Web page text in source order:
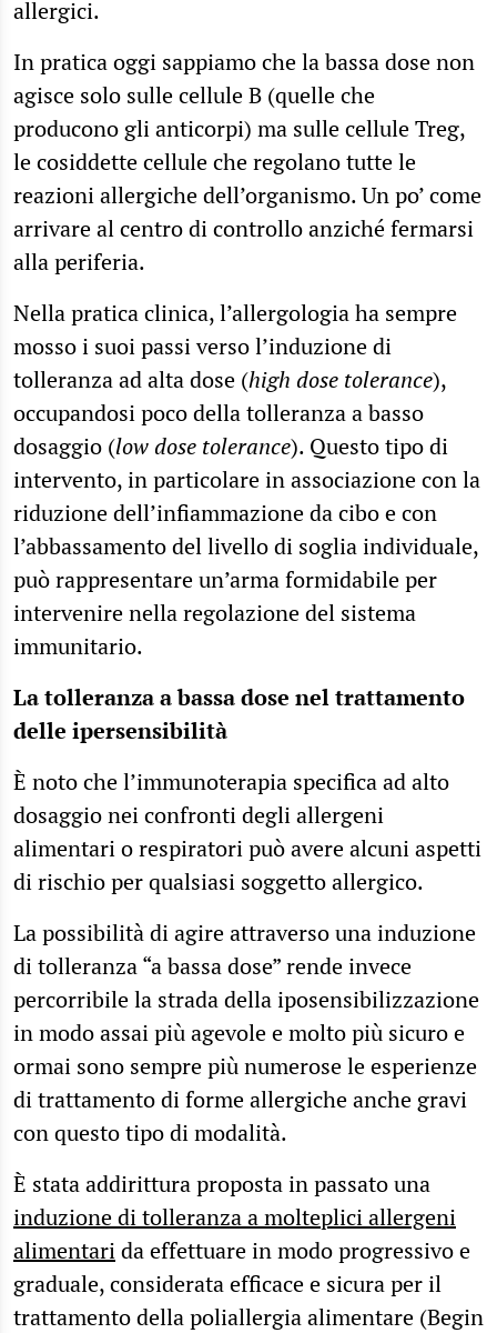
allergici.
In pratica oggi sappiamo che la bassa dose non
agisce solo sulle cellule B (quelle che
producono gli anticorpi) ma sulle cellule Treg,
le cosiddette cellule che regolano tutte le
reazioni allergiche dell’organismo. Un po’ come
arrivare al centro di controllo anziché fermarsi
alla periferia.
Nella pratica clinica, l’allergologia ha sempre
mosso i suoi passi verso l’induzione di
tolleranza ad alta dose (high dose tolerance),
occupandosi poco della tolleranza a basso
dosaggio (low dose tolerance). Questo tipo di
intervento, in particolare in associazione con la
riduzione dell’infiammazione da cibo e con
l’abbassamento del livello di soglia individuale,
può rappresentare un’arma formidabile per
intervenire nella regolazione del sistema
immunitario.
La tolleranza a bassa dose nel trattamento
delle ipersensibilità
È noto che l’immunoterapia specifica ad alto
dosaggio nei confronti degli allergeni
alimentari o respiratori può avere alcuni aspetti
di rischio per qualsiasi soggetto allergico.
La possibilità di agire attraverso una induzione
di tolleranza “a bassa dose” rende invece
percorribile la strada della iposensibilizzazione
in modo assai più agevole e molto più sicuro e
ormai sono sempre più numerose le esperienze
di trattamento di forme allergiche anche gravi
con questo tipo di modalità.
È stata addirittura proposta in passato una
induzione di tolleranza a molteplici allergeni
alimentarida effettuare in modo progressivo e
graduale, considerata efficace e sicura per il
trattamento della poliallergia alimentare (Begin